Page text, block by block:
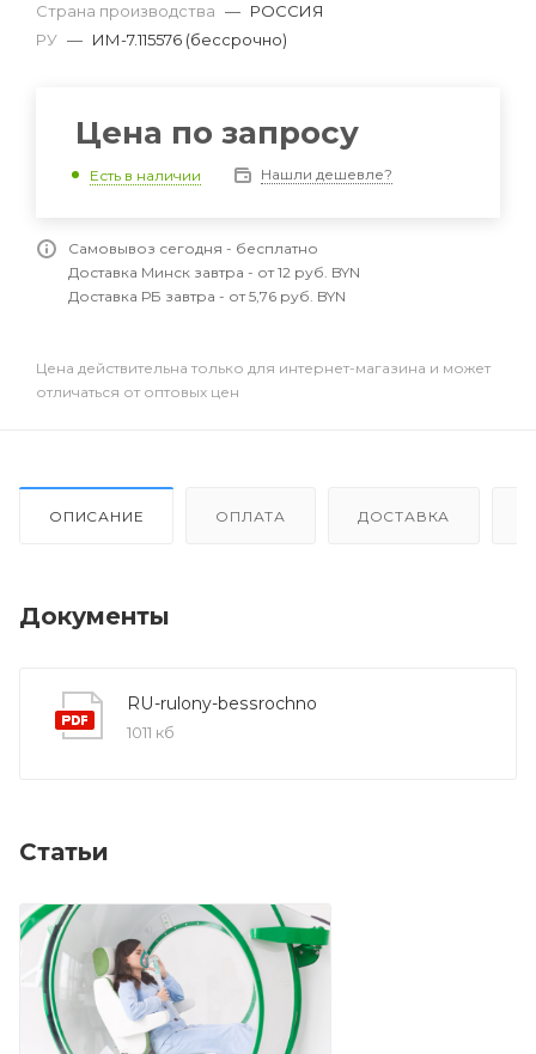
Страна производства — РОССИЯ
РУ — ИМ-7.115576 (бессрочно)
Цена по запросу
Есть в наличии Нашли дешевле?
Самовывоз сегодня - бесплатно
Доставка Минск завтра - от 12 руб. BYN
Доставка РБ завтра - от 5,76 руб. BYN
Цена действительна только для интернет-магазина и может
отличаться от оптовых цен
ОПИСАНИЕ ОПЛАТА ДОСТАВКА
Документы
RU-rulony-bessrochno
1011 кб
Статьи